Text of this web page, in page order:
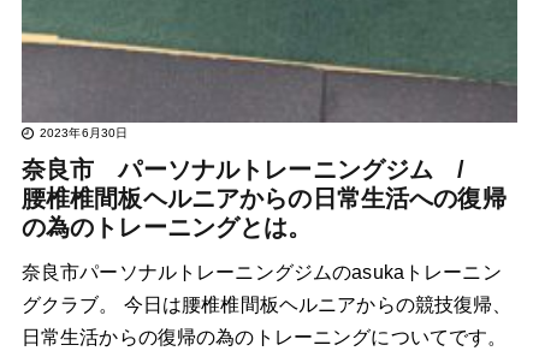
2023年6月30日
奈良市 パーソナルトレーニングジム /
腰椎椎間板ヘルニアからの日常生活への復帰
の為のトレーニングとは。
奈良市パーソナルトレーニングジムのasukaトレーニン
グクラブ。 今日は腰椎椎間板ヘルニアからの競技復帰、
日常生活からの復帰の為のトレーニングについてです。